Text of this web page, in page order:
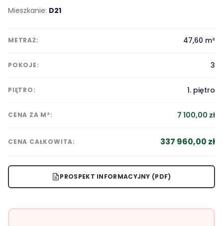
Mieszkanie: D21
METRAŻ: 47,60 m²
POKOJE: 3
PIĘTRO: 1. piętro
CENA ZA M²: 7 100,00 zł
CENA CAŁKOWITA: 337 960,00 zł
PROSPEKT INFORMACYJNY (PDF)